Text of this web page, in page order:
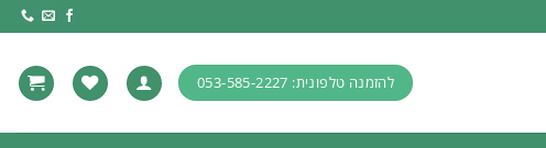
להזמנה טלפונית: 053-585-2227